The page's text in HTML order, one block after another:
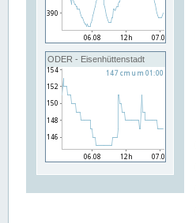
ODER - Eisenhüttenstadt